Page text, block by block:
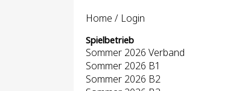
Home / Login
Spielbetrieb
Sommer 2026 Verband
Sommer 2026 B1
Sommer 2026 B2